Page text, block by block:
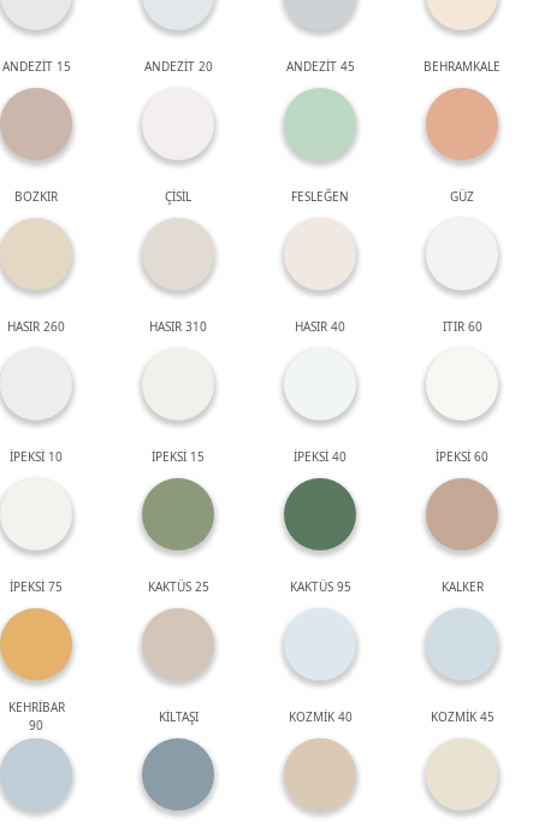
ANDEZİT 15 ANDEZİT 20 ANDEZİT 45 BEHRAMKALE
BOZKIR ÇİSİL FESLEĞEN GÜZ
HASIR 260 HASIR 310 HASIR 40 ITIR 60
İPEKSİ 10 İPEKSİ 15 İPEKSİ 40 İPEKSİ 60
İPEKSİ 75 KAKTÜS 25 KAKTÜS 95 KALKER
KEHRİBAR
90
KİLTAŞI KOZMİK 40 KOZMİK 45